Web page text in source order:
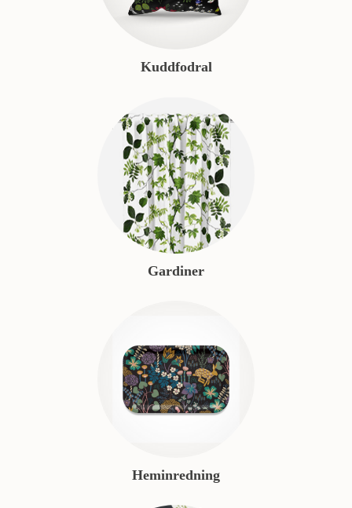
Kuddfodral
Gardiner
Heminredning